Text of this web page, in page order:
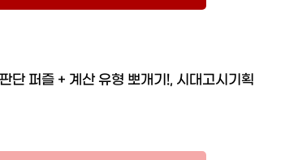
퍼즐 + 계산 유형 뽀개기!, 시대고시기획